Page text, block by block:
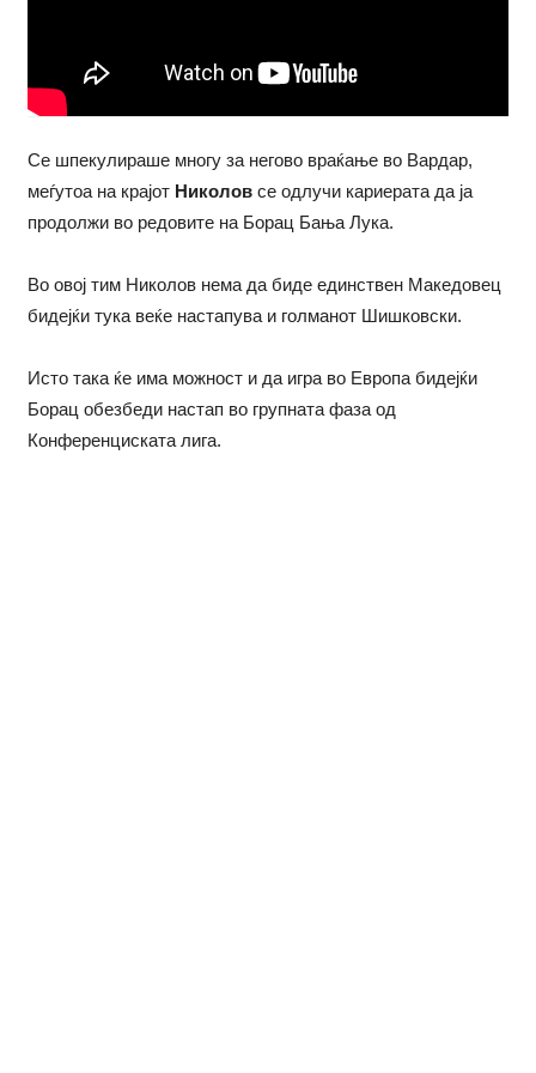
Се шпекулираше многу за негово враќање во Вардар,
меѓутоа на крајот Николов се одлучи кариерата да ја
продолжи во редовите на Борац Бања Лука.
Во овој тим Николов нема да биде единствен Македовец
бидејќи тука веќе настапува и голманот Шишковски.
Исто така ќе има можност и да игра во Европа бидејќи
Борац обезбеди настап во групната фаза од
Конференциската лига.